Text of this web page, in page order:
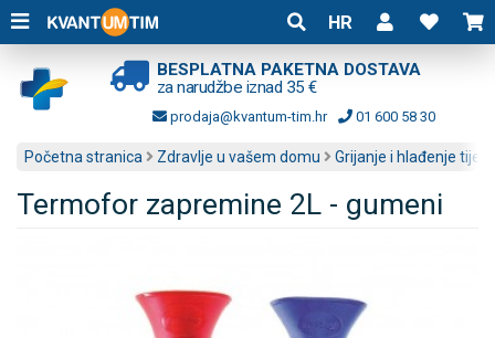
HR
BESPLATNA PAKETNA DOSTAVA
za narudžbe iznad 35 €
prodaja@kvantum-tim.hr 01 600 58 30
Početna stranica Zdravlje u vašem domu Grijanje i hlađenje tijela
Termofor zapremine 2L - gumeni